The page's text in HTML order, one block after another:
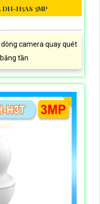
DH-H5AS 5MP
dòng camera quay quét
tần